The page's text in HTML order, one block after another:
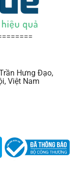
Hưng Đạo,
Việt Nam